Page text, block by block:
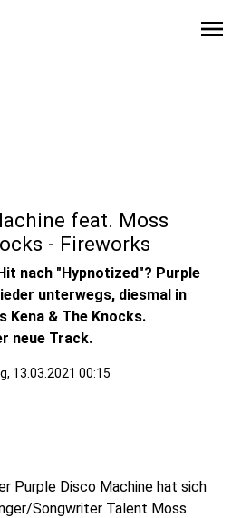
menu
feat. Moss
- Fireworks
nach "Hypnotized"? Purple
unterwegs, diesmal in
Kena & The Knocks.
neue Track.
13.03.2021 00:15
Purple Disco Machine hat sich
Songwriter Talent Moss